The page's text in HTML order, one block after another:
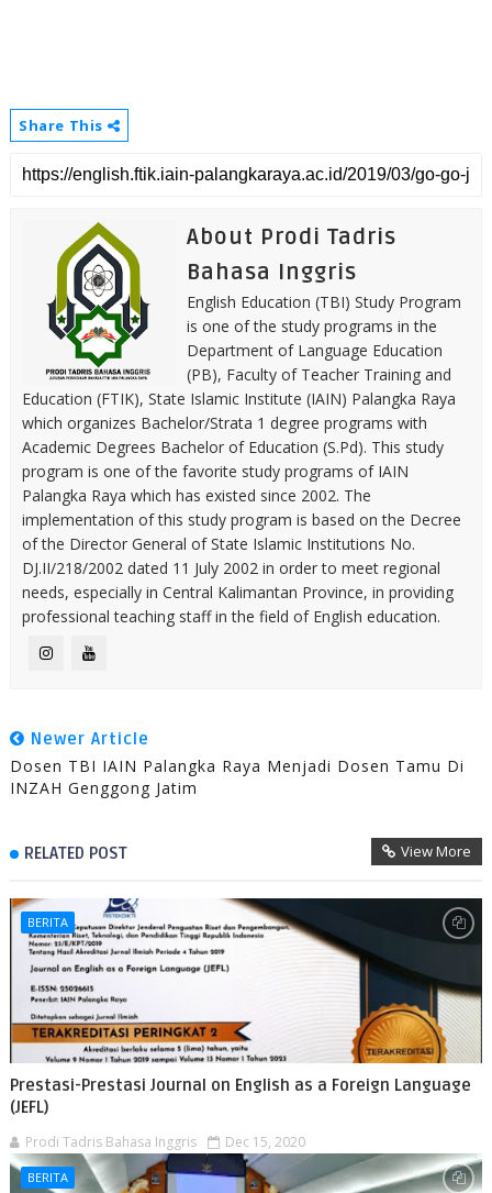
Share This
About Prodi Tadris
Bahasa Inggris
English Education (TBI) Study Program
is one of the study programs in the
Department of Language Education
(PB), Faculty of Teacher Training and
Education (FTIK), State Islamic Institute (IAIN) Palangka Raya
which organizes Bachelor/Strata 1 degree programs with
Academic Degrees Bachelor of Education (S.Pd). This study
program is one of the favorite study programs of IAIN
Palangka Raya which has existed since 2002. The
implementation of this study program is based on the Decree
of the Director General of State Islamic Institutions No.
DJ.II/218/2002 dated 11 July 2002 in order to meet regional
needs, especially in Central Kalimantan Province, in providing
professional teaching staff in the field of English education.
Newer Article
Dosen TBI IAIN Palangka Raya Menjadi Dosen Tamu Di
INZAH Genggong Jatim
RELATED POST View More
BERITA
Prestasi-Prestasi Journal on English as a Foreign Language
(JEFL)
Prodi Tadris Bahasa Inggris Dec 15, 2020
BERITA